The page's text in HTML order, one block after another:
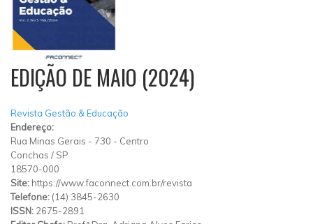
EDIÇÃO DE MAIO (2024)
Revista Gestão & Educação
Endereço:
Rua Minas Gerais - 730 - Centro
Conchas / SP
18570-000
Site: https://www.faconnect.com.br/revista
Telefone: (14) 3845-2630
ISSN: 2675-2891